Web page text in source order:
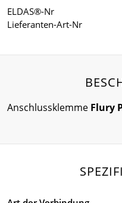
ELDAS®-Nr
Lieferanten-Art-Nr
Anschlussklemme Flury